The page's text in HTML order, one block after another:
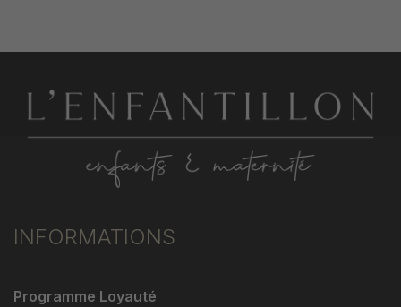
INFORMATIONS
Programme Loyauté